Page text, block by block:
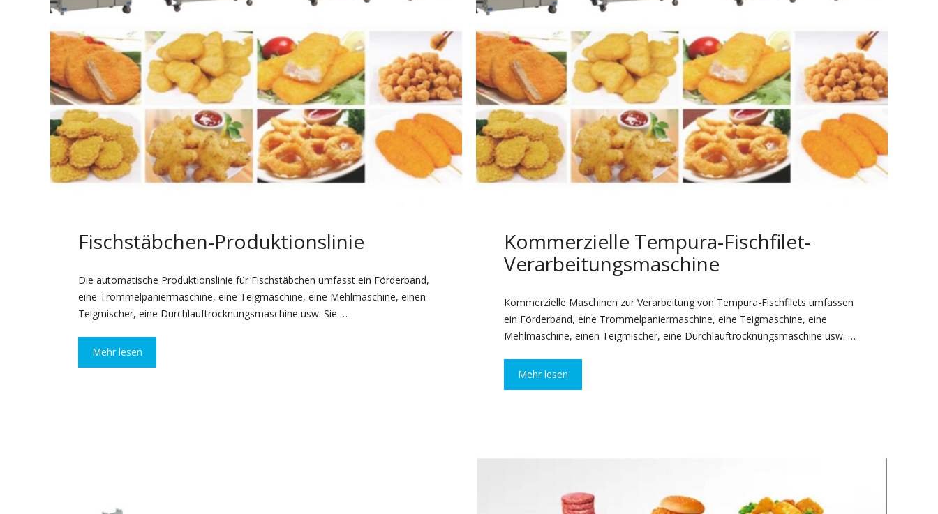
Fischstäbchen-Produktionslinie
Die automatische Produktionslinie für Fischstäbchen umfasst ein Förderband,
eine Trommelpaniermaschine, eine Teigmaschine, eine Mehlmaschine, einen
Teigmischer, eine Durchlauftrocknungsmaschine usw. Sie …
Mehr lesen
Kommerzielle Tempura-Fischfilet-
Verarbeitungsmaschine
Kommerzielle Maschinen zur Verarbeitung von Tempura-Fischfilets umfassen
ein Förderband, eine Trommelpaniermaschine, eine Teigmaschine, eine
Mehlmaschine, einen Teigmischer, eine Durchlauftrocknungsmaschine usw. …
Mehr lesen